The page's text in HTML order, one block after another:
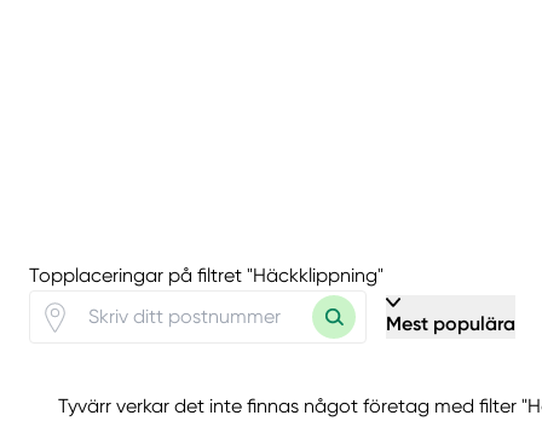
Topplaceringar på filtret "Häckklippning"
Mest populära
Tyvärr verkar det inte finnas något företag med filter